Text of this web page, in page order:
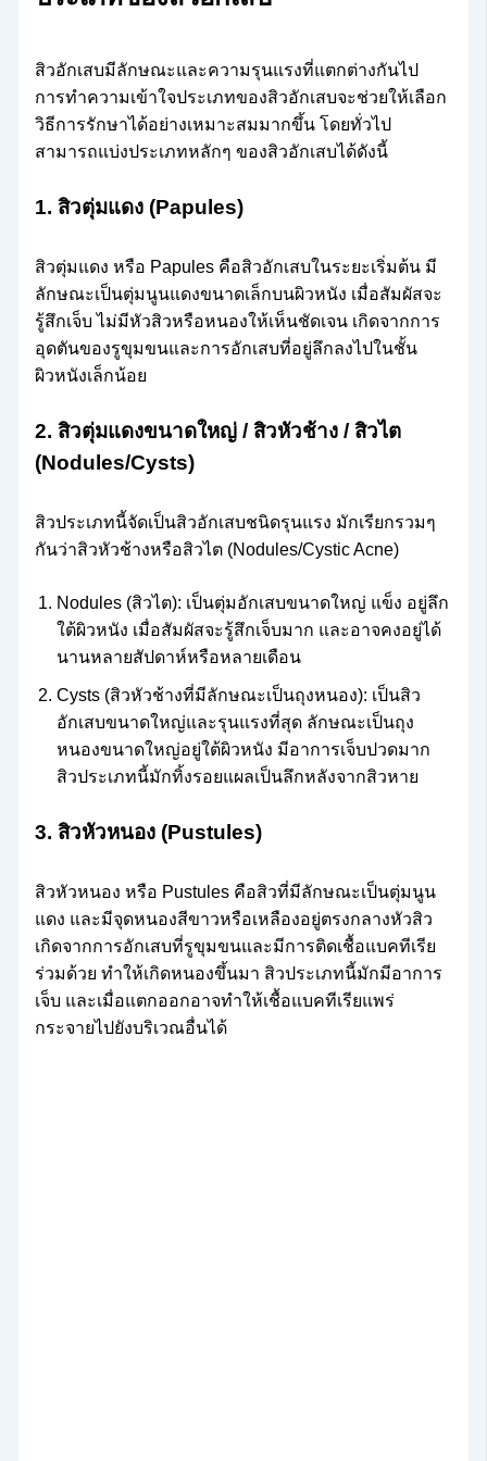
สิวอักเสบมีลักษณะและความรุนแรงที่แตกต่างกันไป
การทำความเข้าใจประเภทของสิวอักเสบจะช่วยให้เลือก
วิธีการรักษาได้อย่างเหมาะสมมากขึ้น โดยทั่วไป
สามารถแบ่งประเภทหลักๆ ของสิวอักเสบได้ดังนี้
1. สิวตุ่มแดง (Papules)
สิวตุ่มแดง หรือ Papules คือสิวอักเสบในระยะเริ่มต้น มี
ลักษณะเป็นตุ่มนูนแดงขนาดเล็กบนผิวหนัง เมื่อสัมผัสจะ
รู้สึกเจ็บ ไม่มีหัวสิวหรือหนองให้เห็นชัดเจน เกิดจากการ
อุดตันของรูขุมขนและการอักเสบที่อยู่ลึกลงไปในชั้น
ผิวหนังเล็กน้อย
2. สิวตุ่มแดงขนาดใหญ่ / สิวหัวช้าง / สิวไต
(Nodules/Cysts)
สิวประเภทนี้จัดเป็นสิวอักเสบชนิดรุนแรง มักเรียกรวมๆ
กันว่าสิวหัวช้างหรือสิวไต (Nodules/Cystic Acne)
Nodules (สิวไต): เป็นตุ่มอักเสบขนาดใหญ่ แข็ง อยู่ลึก
ใต้ผิวหนัง เมื่อสัมผัสจะรู้สึกเจ็บมาก และอาจคงอยู่ได้
นานหลายสัปดาห์หรือหลายเดือน
Cysts (สิวหัวช้างที่มีลักษณะเป็นถุงหนอง): เป็นสิว
อักเสบขนาดใหญ่และรุนแรงที่สุด ลักษณะเป็นถุง
หนองขนาดใหญ่อยู่ใต้ผิวหนัง มีอาการเจ็บปวดมาก
สิวประเภทนี้มักทิ้งรอยแผลเป็นลึกหลังจากสิวหาย
3. สิวหัวหนอง (Pustules)
สิวหัวหนอง หรือ Pustules คือสิวที่มีลักษณะเป็นตุ่มนูน
แดง และมีจุดหนองสีขาวหรือเหลืองอยู่ตรงกลางหัวสิว
เกิดจากการอักเสบที่รูขุมขนและมีการติดเชื้อแบคทีเรีย
ร่วมด้วย ทำให้เกิดหนองขึ้นมา สิวประเภทนี้มักมีอาการ
เจ็บ และเมื่อแตกออกอาจทำให้เชื้อแบคทีเรียแพร่
กระจายไปยังบริเวณอื่นได้